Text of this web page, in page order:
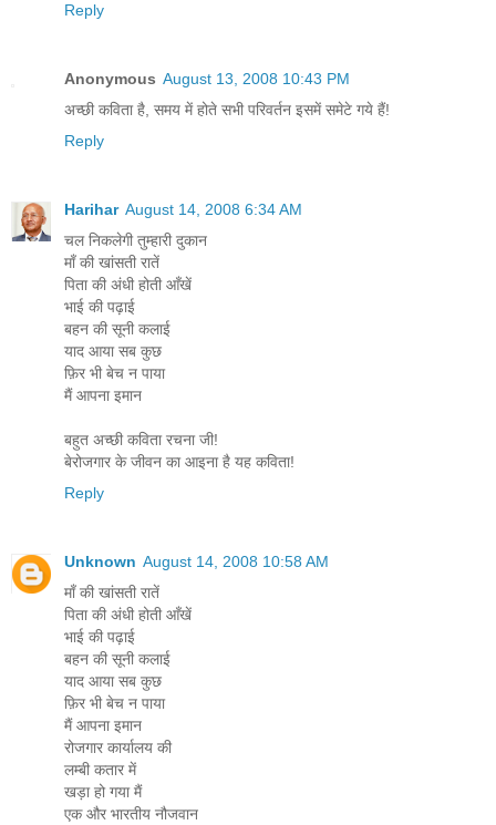
Reply
Anonymous August 13, 2008 10:43 PM
अच्छी कविता है, समय में होते सभी परिवर्तन इसमें समेटे गये हैं!
Reply
Harihar August 14, 2008 6:34 AM
चल निकलेगी तुम्हारी दुकान
माँ की खांसती रातें
पिता की अंधी होती आँखें
भाई की पढ़ाई
बहन की सूनी कलाई
याद आया सब कुछ
फ़िर भी बेच न पाया
मैं आपना इमान
बहुत अच्छी कविता रचना जी!
बेरोजगार के जीवन का आइना है यह कविता!
Reply
Unknown August 14, 2008 10:58 AM
माँ की खांसती रातें
पिता की अंधी होती आँखें
भाई की पढ़ाई
बहन की सूनी कलाई
याद आया सब कुछ
फ़िर भी बेच न पाया
मैं आपना इमान
रोजगार कार्यालय की
लम्बी कतार में
खड़ा हो गया मैं
एक और भारतीय नौजवान